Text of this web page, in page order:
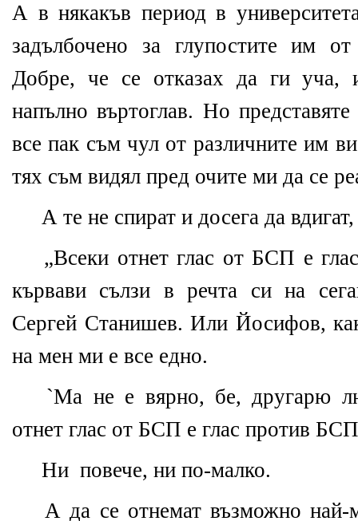
А в някакъв период в
задълбочено за глупостите им
Добре, че се отказах да ги уча,
напълно въртоглав. Но
все пак съм чул от различните им
тях съм видял пред очите ми да се
А те не спират и досега да
„Всеки отнет глас от БСП е
кървави сълзи в речта си на
Сергей Станишев. Или Йосифов,
на мен ми е все едно.
`Ма не е вярно, бе, другарю
отнет глас от БСП е глас против
Ни повече, ни по-малко.
А да се отнемат възможно най-